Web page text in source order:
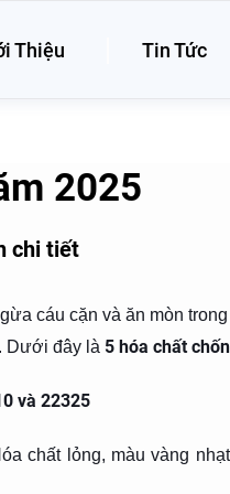
Thiệu Tin Tức
2025
chi tiết
cáu cặn và ăn mòn
Dưới đây là 5 hóa chất
và 22325
chất lỏng, màu vàng